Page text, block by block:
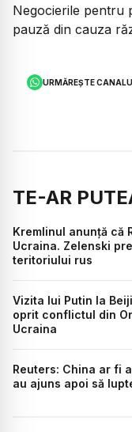
Negocierile pentru
pauză din cauza
URMĂREȘTE
TE-AR
Kremlinul anunță că
Ucraina. Zelenski
teritoriului rus
Vizita lui Putin la
oprit conflictul din
Ucraina
Reuters: China ar fi
au ajuns apoi să